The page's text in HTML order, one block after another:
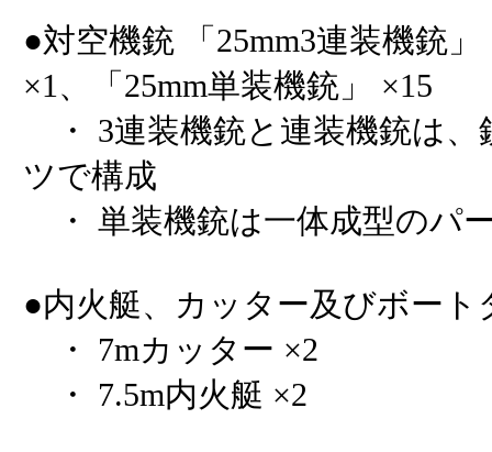
●対空機銃 「25mm3連装機銃
×1、「25mm単装機銃」 ×15
・ 3連装機銃と連装機銃は、
ツで構成
・ 単装機銃は一体成型のパ
●内火艇、カッター及びボート
・ 7mカッター ×2
・ 7.5m内火艇 ×2